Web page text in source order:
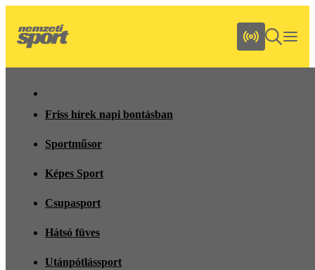
Friss hírek napi bontásban
Sportműsor
Képes Sport
Csupasport
Hátsó füves
Utánpótlássport